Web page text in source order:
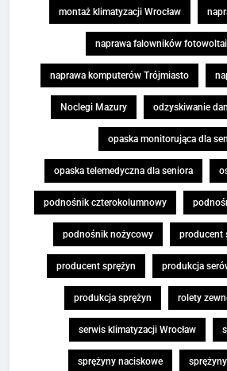
montaż klimatyzacji Wrocław
naprawa falowników
naprawa komputerów Trójmiasto
Noclegi Mazury odzyskiwanie
opaska monitorująca dla
opaska telemedyczna dla seniora
podnośnik czterokolumnowy
podnośnik nożycowy producent
producent sprężyn produkcja
produkcja sprężyn rolety
serwis klimatyzacji Wrocław
sprężyny naciskowe